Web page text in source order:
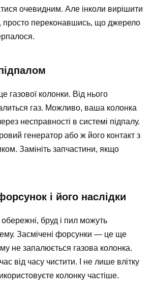
очевидним. Але інколи вирішити
переконавшись, що джерело
газової колонки. Від нього
газ. Можливо, ваша колонка
несправності в системі підпалу.
генератор або ж його контакт з
Замініть запчастини, якщо
і його наслідки
бруд і пил можуть
Засмічені форсунки — це ще
не запалюється газова колонка.
від часу чистити. І не лише влітку
колонку частіше.